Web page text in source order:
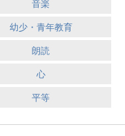
音楽
幼少・青年教育
朗読
心
平等